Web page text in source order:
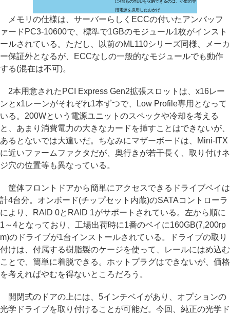
に4台ものHDDを収納できるのは、小型の専
用電源を採用したおかげ
メモリの仕様は、サーバーらしくECCの付いたアンバッフ
ァードPC3-10600で、標準で1GBのモジュール1枚がインスト
ールされている。ただし、以前のML110シリーズ同様、メーカ
ー保証外となるが、ECCなしの一般的なモジュールでも動作
する(混在は不可)。
2本用意されたPCI Express Gen2拡張スロットは、x16レー
ンとx1レーンがそれぞれ1本ずつで、Low Profile専用となって
いる。200Wという電源ユニットのスペックや冷却を考える
と、あまり消費電力の大きなカードを挿すことはできないが、
あるとないでは大違いだ。ちなみにマザーボードは、Mini-ITX
に近いファームファクタだが、奥行きが若干長く、取り付けネ
ジ穴の位置等も異なっている。
筐体フロントドアから簡単にアクセスできるドライブベイは
計4台分。オンボード(チップセット内蔵)のSATAコントローラ
により、RAID 0とRAID 1がサポートされている。左から順に
1～4となっており、工場出荷時に1番のベイに160GB(7,200rp
m)のドライブが1台インストールされている。ドライブの取り
付けは、付属する樹脂製のケージを使って、レールにはめ込む
ことで、簡単に着脱できる。ホットプラグはできないが、価格
を考えればやむを得ないところだろう。
開閉式のドアの上には、5インチベイがあり、オプションの
光学ドライブを取り付けることが可能だ。今回、純正の光学ド